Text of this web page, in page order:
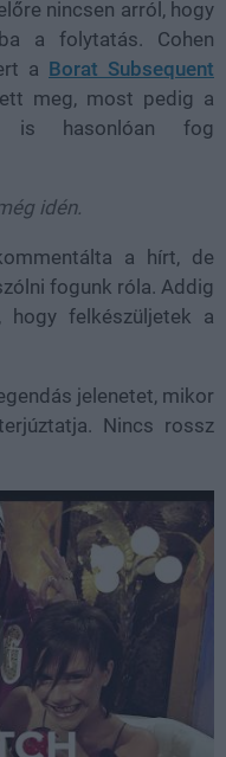
nincsen arról, hogy
a folytatás. Cohen
a Borat Subsequent
meg, most pedig a
is hasonlóan fog
idén.
a hírt, de
fogunk róla. Addig
felkészüljetek a
jelenetet, mikor
Nincs rossz